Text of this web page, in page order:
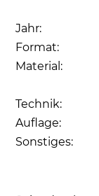
Jahr:
Format:
Material:
Technik:
Auflage:
Sonstiges: